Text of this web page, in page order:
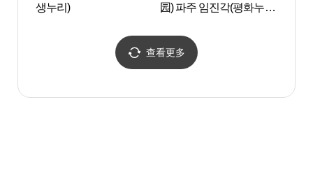
생누리)
园) 파주 임진각(평화누리
查看更多